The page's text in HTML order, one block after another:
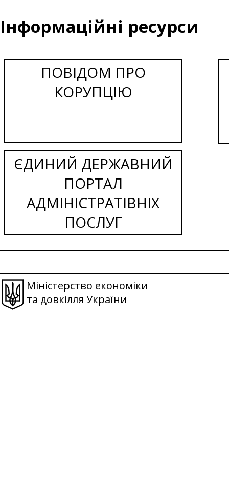
Інформаційні ресурси
ПОВІДОМ ПРО
КОРУПЦІЮ
ЄДИНИЙ ДЕРЖАВНИЙ
ПОРТАЛ
АДМІНІСТРАТІВНІХ
ПОСЛУГ
Міністерство економіки
та довкілля України